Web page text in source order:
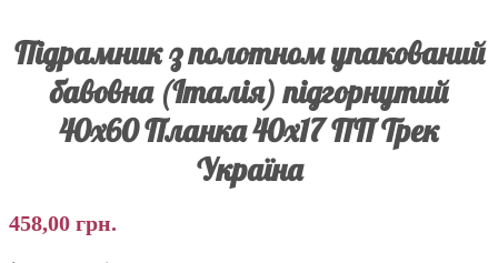
Підрамник з полотном упакований
бавовна (Італія) підгорнутий
40х60 Планка 40х17 ПП Трек
Україна
458,00 грн.